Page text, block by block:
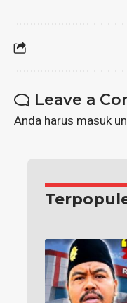
Leave a
Anda harus masuk